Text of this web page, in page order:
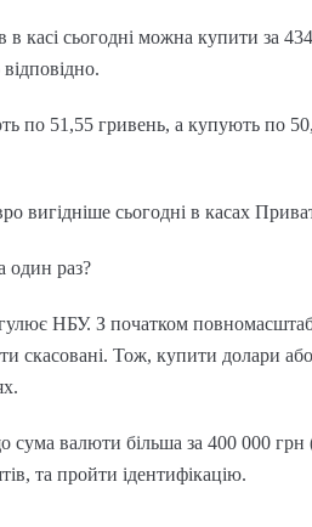
касі сьогодні можна купити за
по 51,55 гривень, а купують по
вигідніше сьогодні в касах
один раз?
НБУ. З початком
скасовані. Тож, купити долари
валюти більша за 400 000 грн
та пройти ідентифікацію.